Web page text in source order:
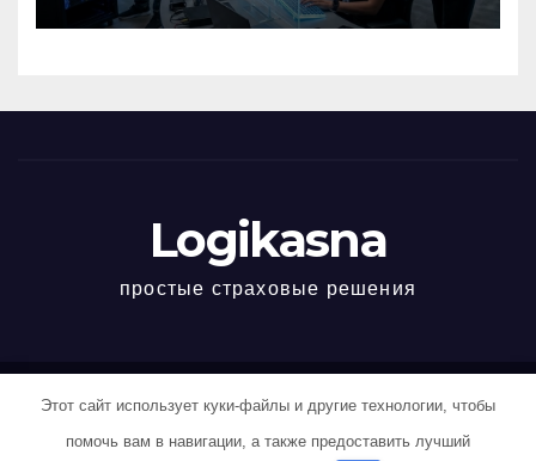
Logikasna
простые страховые решения
Работает на WordPress|Тема: Newspaperex, авторThemeansar
Этот сайт использует куки-файлы и другие технологии, чтобы
помочь вам в навигации, а также предоставить лучший